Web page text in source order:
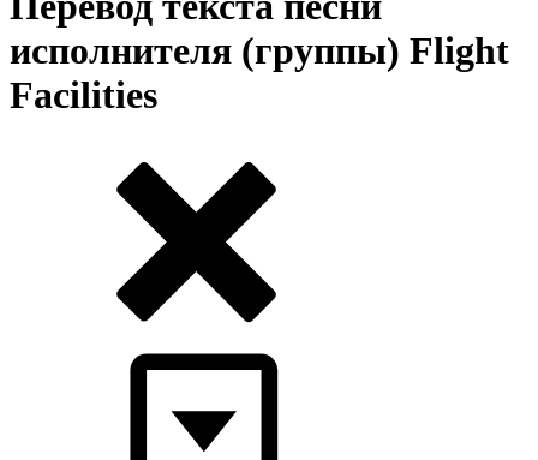
исполнителя (группы) Flight
Facilities